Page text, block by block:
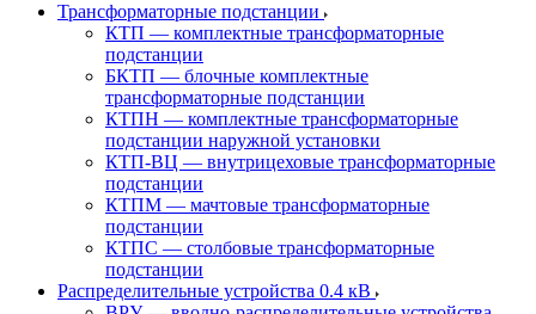
Трансформаторные подстанции
КТП — комплектные трансформаторные
подстанции
БКТП — блочные комплектные
трансформаторные подстанции
КТПН — комплектные трансформаторные
подстанции наружной установки
КТП-ВЦ — внутрицеховые трансформаторные
подстанции
КТПМ — мачтовые трансформаторные
подстанции
КТПС — столбовые трансформаторные
подстанции
Распределительные устройства 0.4 кВ